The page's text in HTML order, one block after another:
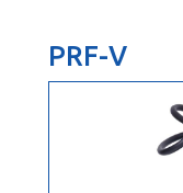
PRF-V